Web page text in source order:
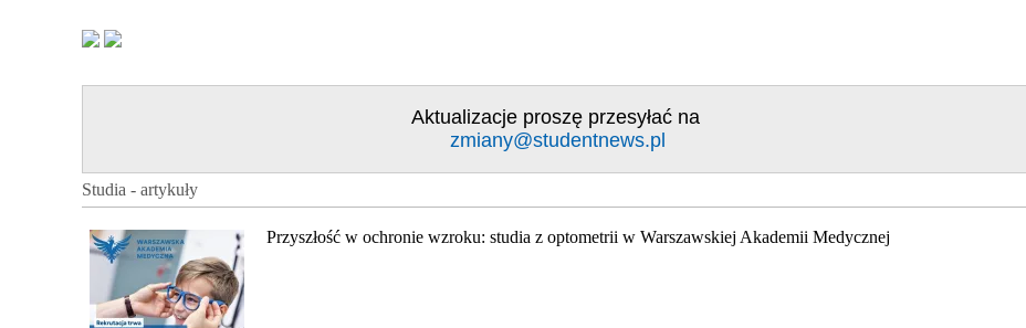
Aktualizacje proszę przesyłać na
zmiany@studentnews.pl
Studia - artykuły
Przyszłość w ochronie wzroku: studia z optometrii w Warszawskiej Akademii Medycznej